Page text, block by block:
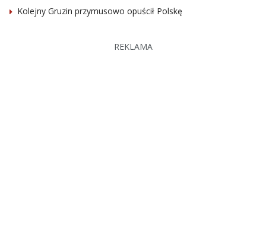
Kolejny Gruzin przymusowo opuścił Polskę
REKLAMA